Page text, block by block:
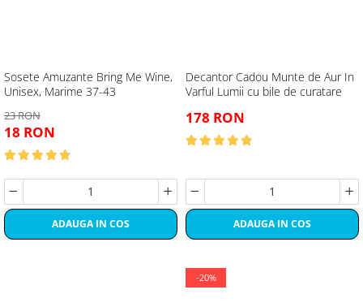
Sosete Amuzante Bring Me Wine,
Unisex, Marime 37-43
23 RON
18 RON
ADAUGA IN COS
Decantor Cadou Munte de Aur In
Varful Lumii cu bile de curatare
178 RON
ADAUGA IN COS
-20%